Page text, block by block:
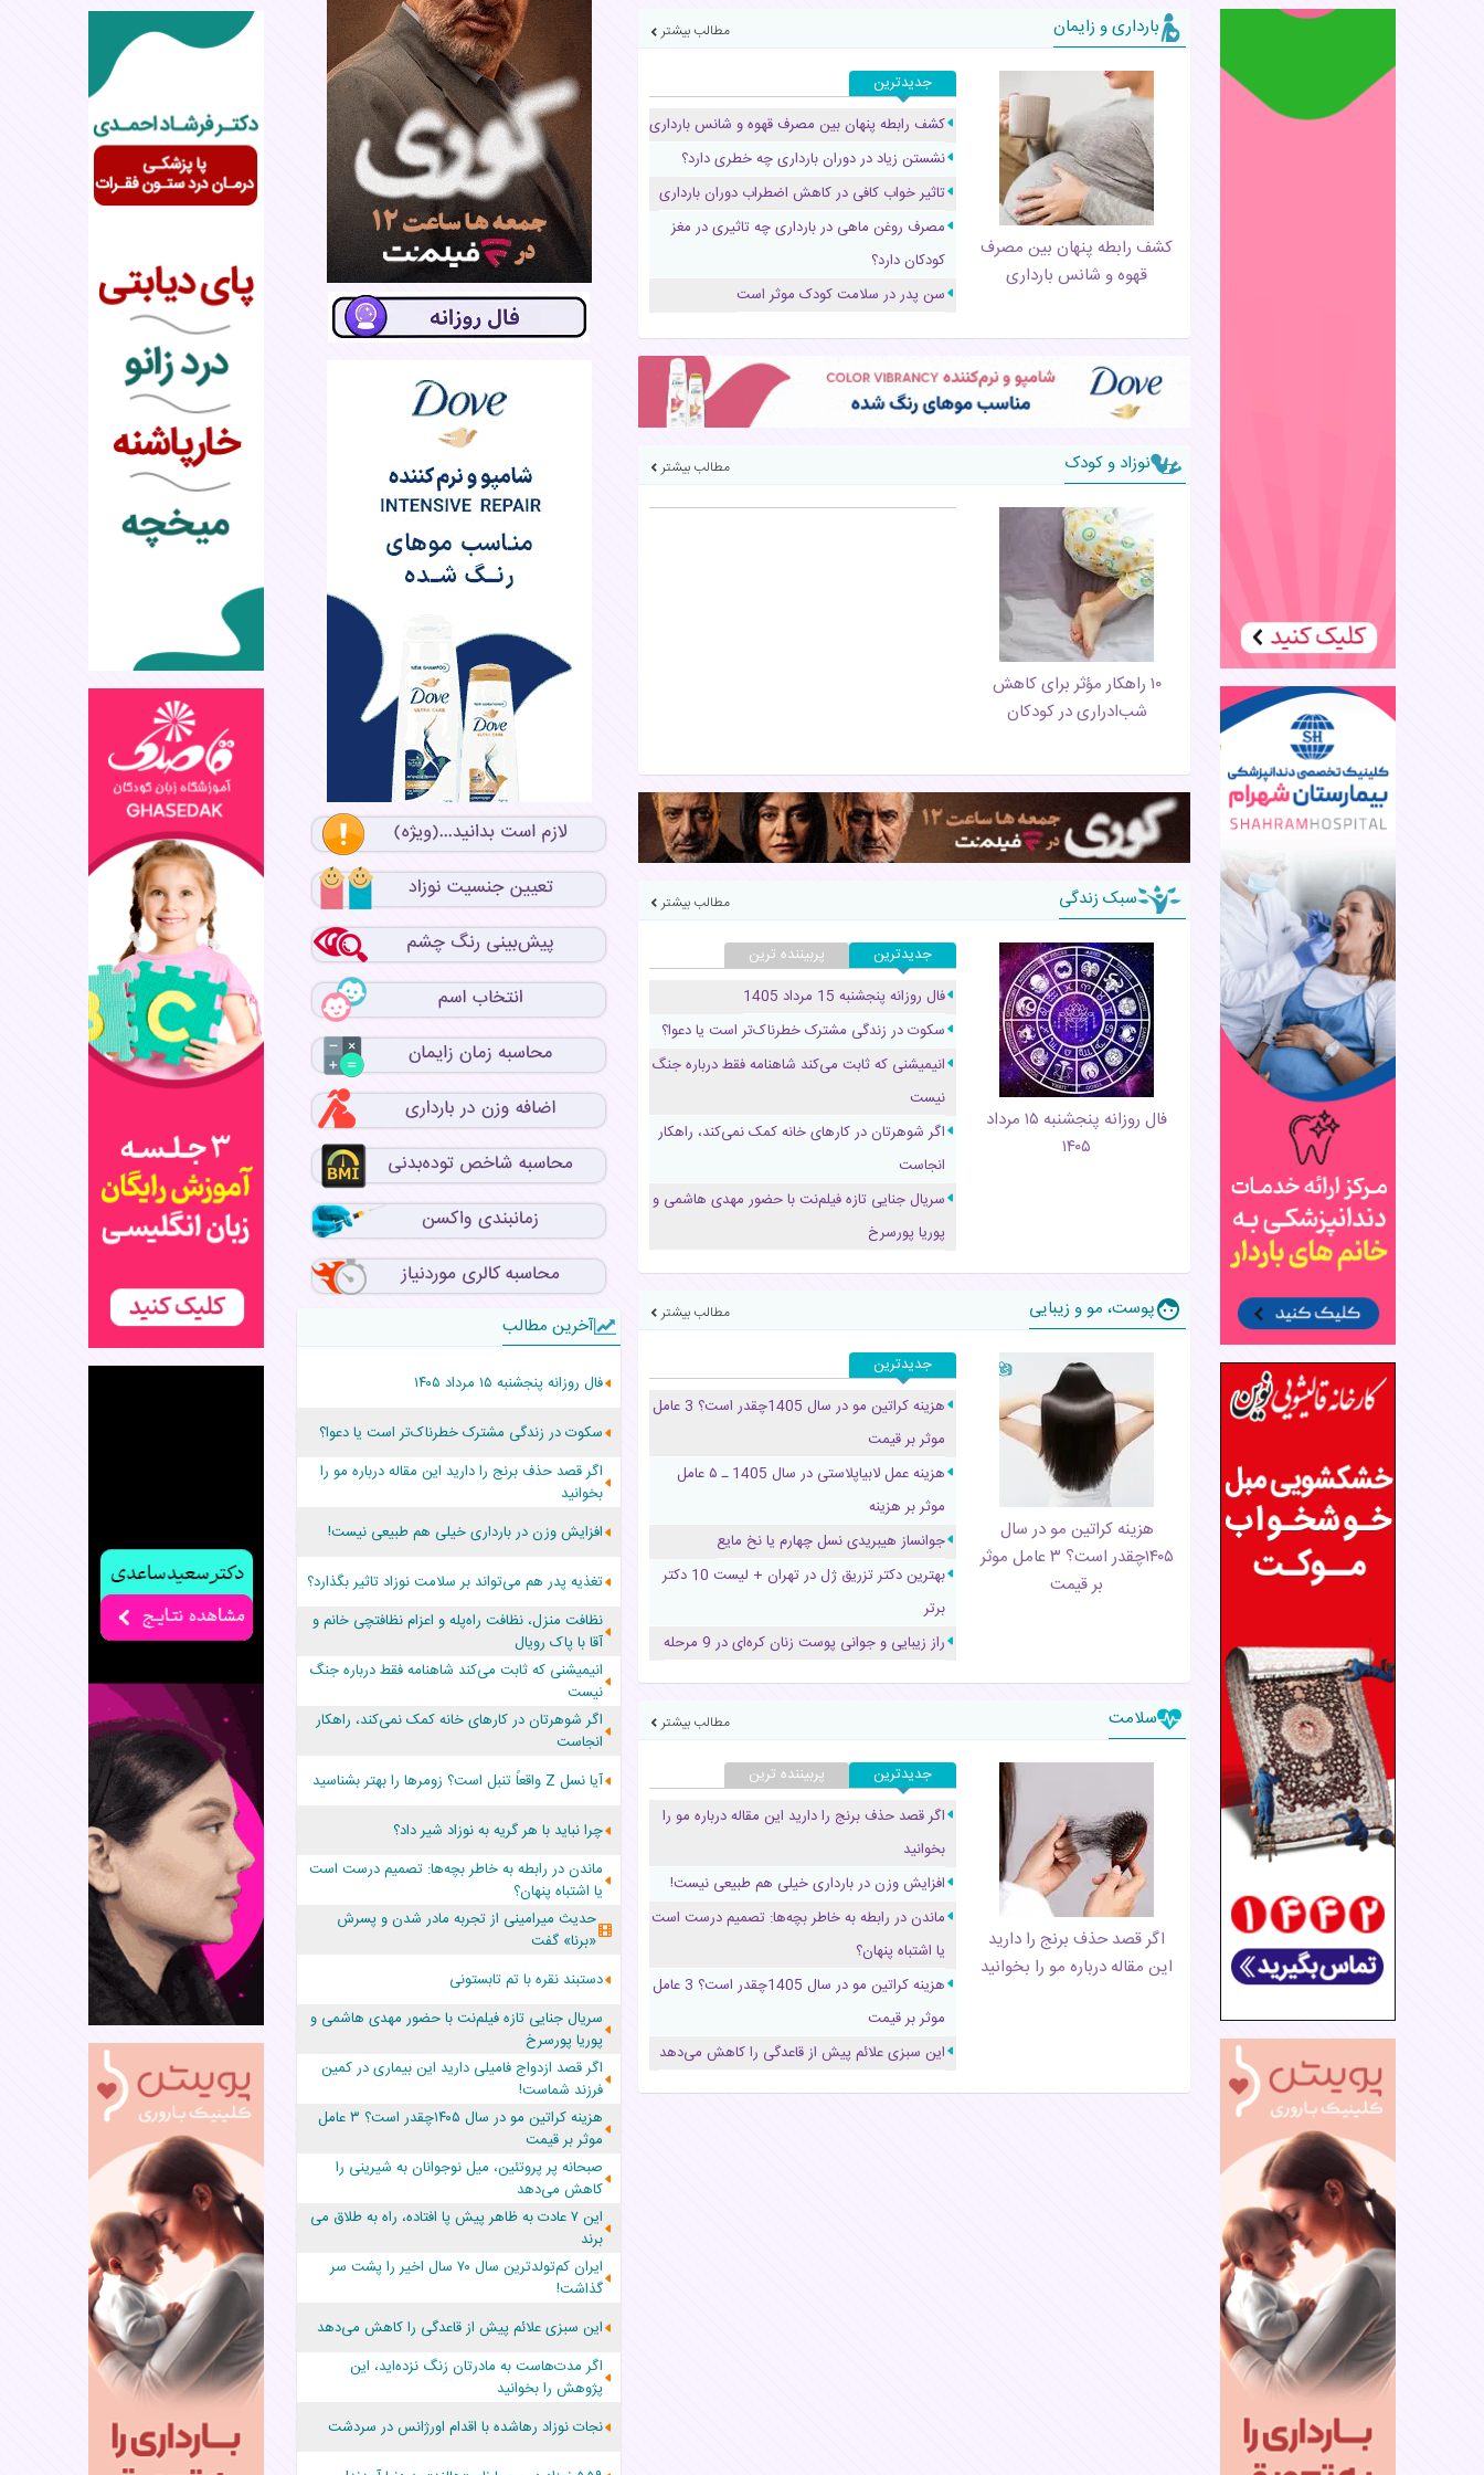
رونمایی یک برند مشهور از پوشک ۸۸ میلیون
تومانی!
تصاویر بامزه پسر مهدی قایدی با پیراهن تیم ملی
همسر جی دی ونس اولین تصویر فرزند چهارمشان
را منتشر کرد
مارک آنتونی در ۵۷ سالگی برای هشتمین بار پدر
شد!
دونده چینی با وجود قاعدگی، ماراتن را تا خط پایان
دوید
تولد نوزاد پسر ۵ کیلو و ۶۵۰ گرمی در کرمانشاه!
بارداری و زایمان مطالب بیشتر
کشف رابطه پنهان بین مصرف
قهوه و شانس بارداری
جدیدترین
کشف رابطه پنهان بین مصرف قهوه و شانس بارداری
نشستن زیاد در دوران بارداری چه خطری دارد؟
تاثیر خواب کافی در کاهش اضطراب دوران بارداری
مصرف روغن ماهی در بارداری چه تاثیری در مغز
کودکان دارد؟
سن پدر در سلامت کودک موثر است
نوزاد و کودک مطالب بیشتر
۱۰ راهکار مؤثر برای کاهش
شب‌ادراری در کودکان
سبک زندگی مطالب بیشتر
فال روزانه پنجشنبه ۱۵ مرداد
۱۴۰۵
جدیدترین
پربیننده ترین
فال روزانه پنجشنبه 15 مرداد 1405
سکوت در زندگی مشترک خطرناک‌تر است یا دعوا؟
انیمیشنی که ثابت می‌کند شاهنامه فقط درباره جنگ
نیست
اگر شوهرتان در کارهای خانه کمک نمی‌کند، راهکار
انجاست
سریال جنایی تازه فیلم‌نت با حضور مهدی هاشمی و
پوریا پورسرخ
پوست، مو و زیبایی مطالب بیشتر
هزینه کراتین مو در سال
۱۴۰۵چقدر است؟ ۳ عامل موثر
بر قیمت
جدیدترین
هزینه کراتین مو در سال 1405چقدر است؟ 3 عامل
موثر بر قیمت
هزینه عمل لابیاپلاستی در سال 1405 ـ ۵ عامل
موثر بر هزینه
جوانساز هیبریدی نسل چهارم یا نخ مایع
بهترین دکتر تزریق ژل در تهران + لیست 10 دکتر
برتر
راز زیبایی و جوانی پوست زنان کره‌ای در 9 مرحله
سلامت مطالب بیشتر
اگر قصد حذف برنج را دارید
این مقاله درباره مو را بخوانید
جدیدترین
پربیننده ترین
اگر قصد حذف برنج را دارید این مقاله درباره مو را
بخوانید
افزایش وزن در بارداری خیلی هم طبیعی نیست!
ماندن در رابطه به خاطر بچه‌ها: تصمیم درست است
یا اشتباه پنهان؟
هزینه کراتین مو در سال 1405چقدر است؟ 3 عامل
موثر بر قیمت
این سبزی علائم پیش از قاعدگی را کاهش می‌دهد
آخرین مطالب
فال روزانه پنجشنبه ۱۵ مرداد ۱۴۰۵
سکوت در زندگی مشترک خطرناک‌تر است یا دعوا؟
اگر قصد حذف برنج را دارید این مقاله درباره مو را
بخوانید
افزایش وزن در بارداری خیلی هم طبیعی نیست!
تغذیه پدر هم می‌تواند بر سلامت نوزاد تاثیر بگذارد؟
نظافت منزل، نظافت راه‌پله و اعزام نظافتچی خانم و
آقا با پاک رویال
انیمیشنی که ثابت می‌کند شاهنامه فقط درباره جنگ
نیست
اگر شوهرتان در کارهای خانه کمک نمی‌کند، راهکار
انجاست
آیا نسل Z واقعاً تنبل است؟ زومرها را بهتر بشناسید
چرا نباید با هر گریه به نوزاد شیر داد؟
ماندن در رابطه به خاطر بچه‌ها: تصمیم درست است
یا اشتباه پنهان؟
حدیث میرامینی از تجربه مادر شدن و پسرش
«برنا» گفت
دستبند نقره با تم تابستونی
سریال جنایی تازه فیلم‌نت با حضور مهدی هاشمی و
پوریا پورسرخ
اگر قصد ازدواج فامیلی دارید این بیماری در کمین
فرزند شماست!
هزینه کراتین مو در سال ۱۴۰۵چقدر است؟ ۳ عامل
موثر بر قیمت
صبحانه پر پروتئین، میل نوجوانان به شیرینی را
کاهش می‌دهد
این ۷ عادت به ظاهر پیش پا افتاده، راه به طلاق می
برند
ایران کم‌تولدترین سال ۷۰ سال اخیر را پشت سر
گذاشت!
این سبزی علائم پیش از قاعدگی را کاهش می‌دهد
اگر مدت‌هاست به مادرتان زنگ نزده‌اید، این
پژوهش را بخوانید
نجات نوزاد رهاشده با اقدام اورژانس در سردشت